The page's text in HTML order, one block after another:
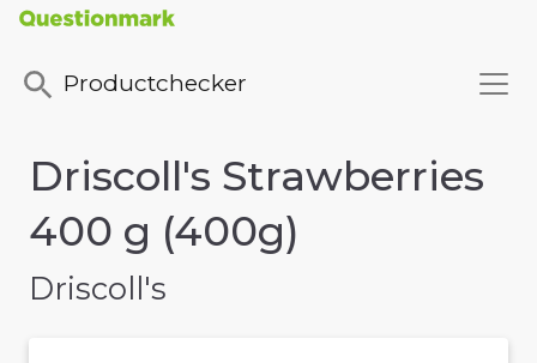
Productchecker
Driscoll's Strawberries
400 g (400g)
Driscoll's